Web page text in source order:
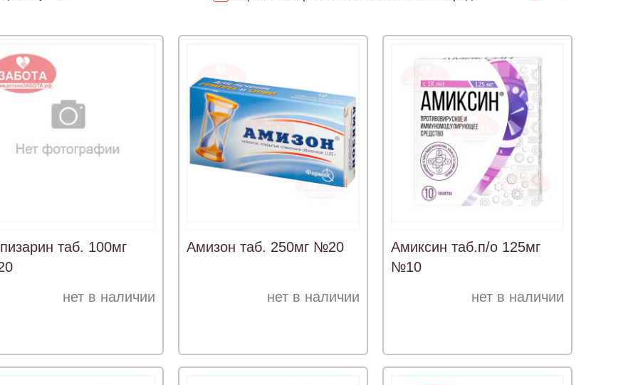
таб. 100мг
нет в наличии
Амизон таб. 250мг №20
нет в наличии
Амиксин таб.п/о 125мг
№10
нет в наличии